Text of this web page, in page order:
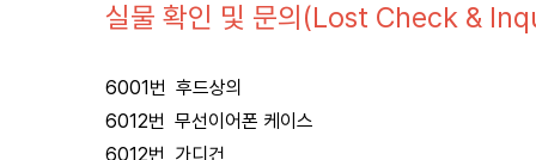
실물 확인 및 문의(Lost Check &
6001번 후드상의
6012번 무선이어폰 케이스
6012번 가디건